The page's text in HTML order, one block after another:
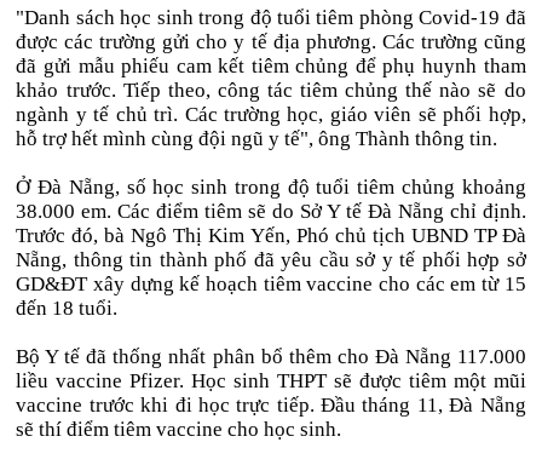
"Danh sách học sinh trong độ tuổi tiêm phòng Covid-19 đã
được các trường gửi cho y tế địa phương. Các trường cũng
đã gửi mẫu phiếu cam kết tiêm chủng để phụ huynh tham
khảo trước. Tiếp theo, công tác tiêm chủng thế nào sẽ do
ngành y tế chủ trì. Các trường học, giáo viên sẽ phối hợp,
hỗ trợ hết mình cùng đội ngũ y tế", ông Thành thông tin.
Ở Đà Nẵng, số học sinh trong độ tuổi tiêm chủng khoảng
38.000 em. Các điểm tiêm sẽ do Sở Y tế Đà Nẵng chỉ định.
Trước đó, bà Ngô Thị Kim Yến, Phó chủ tịch UBND TP Đà
Nẵng, thông tin thành phố đã yêu cầu sở y tế phối hợp sở
GD&ĐT xây dựng kế hoạch tiêm vaccine cho các em từ 15
đến 18 tuổi.
Bộ Y tế đã thống nhất phân bổ thêm cho Đà Nẵng 117.000
liều vaccine Pfizer. Học sinh THPT sẽ được tiêm một mũi
vaccine trước khi đi học trực tiếp. Đầu tháng 11, Đà Nẵng
sẽ thí điểm tiêm vaccine cho học sinh.